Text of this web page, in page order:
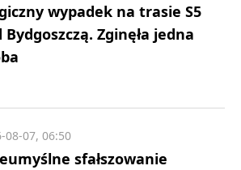
wypadek na trasie S5
Bydgoszczą. Zginęła jedna
sfałszowanie
08-07, 06:50